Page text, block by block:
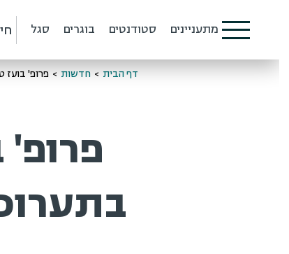
מתעניינים סטודנטים בוגרים סגל
דף הבית > חדשות > פרופ' בועז טל